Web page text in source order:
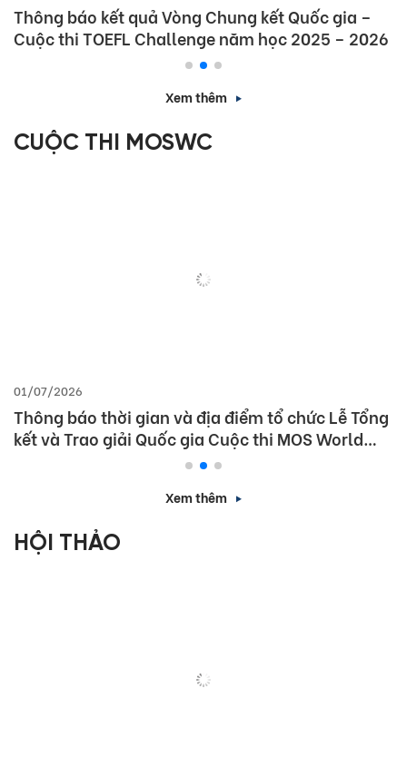
Thông báo kết quả Vòng Chung kết Quốc gia –
Cuộc thi TOEFL Challenge năm học 2025 – 2026
Xem thêm
CUỘC THI MOSWC
01/07/2026
Thông báo thời gian và địa điểm tổ chức Lễ Tổng
kết và Trao giải Quốc gia Cuộc thi MOS World
Xem thêm
HỘI THẢO